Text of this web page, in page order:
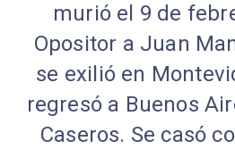
murió el 9 de
Opositor a Juan
se exilió en
regresó a Buenos
Caseros. Se casó